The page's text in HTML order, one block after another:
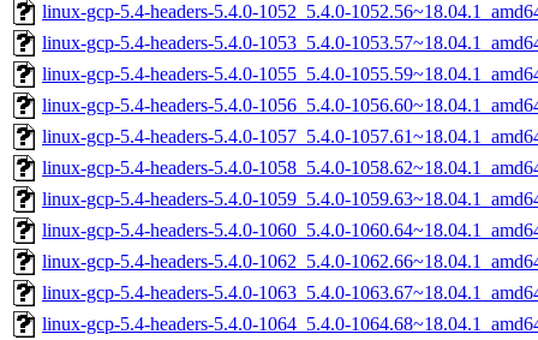
linux-gcp-5.4-headers-5.4.0-1052_5.4.0-
linux-gcp-5.4-headers-5.4.0-1053_5.4.0-
linux-gcp-5.4-headers-5.4.0-1055_5.4.0-
linux-gcp-5.4-headers-5.4.0-1056_5.4.0-
linux-gcp-5.4-headers-5.4.0-1057_5.4.0-
linux-gcp-5.4-headers-5.4.0-1058_5.4.0-
linux-gcp-5.4-headers-5.4.0-1059_5.4.0-
linux-gcp-5.4-headers-5.4.0-1060_5.4.0-
linux-gcp-5.4-headers-5.4.0-1062_5.4.0-
linux-gcp-5.4-headers-5.4.0-1063_5.4.0-
linux-gcp-5.4-headers-5.4.0-1064_5.4.0-